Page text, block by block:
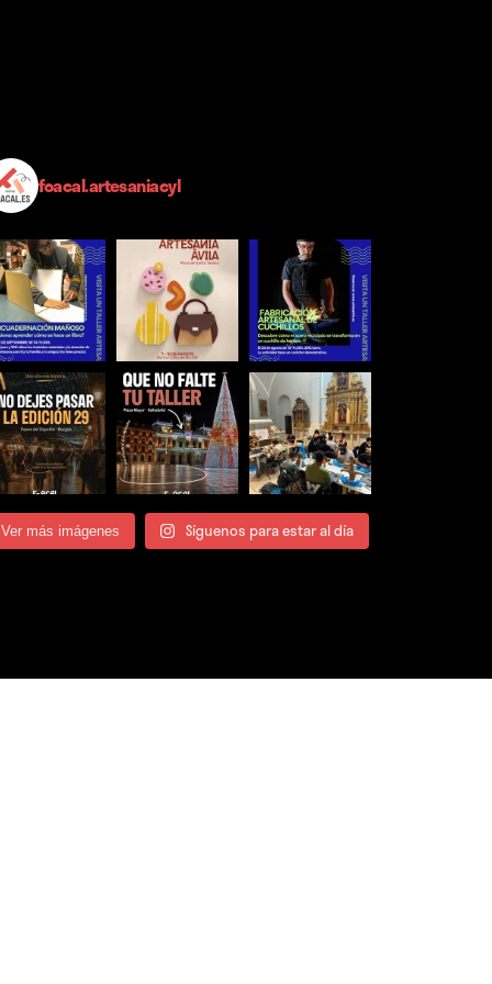
foacal.artesaniacyl
Ver más imágenes Síguenos para estar al día